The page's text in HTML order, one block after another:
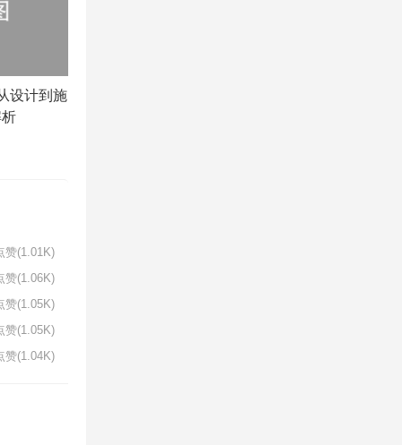
设计到施
赞(1.01K)
赞(1.06K)
赞(1.05K)
赞(1.05K)
赞(1.04K)